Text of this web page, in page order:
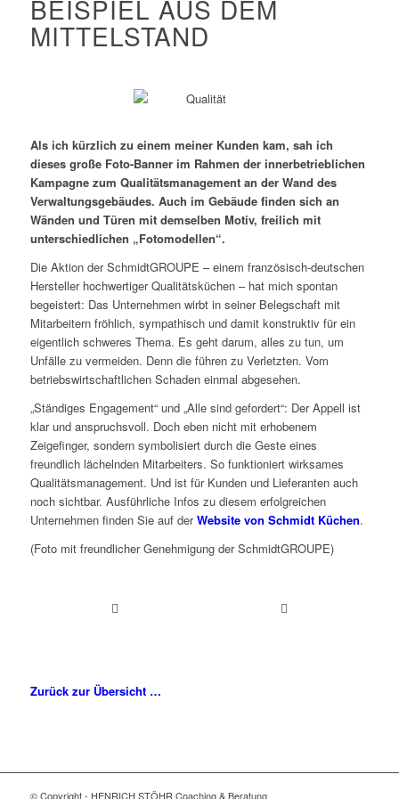
BEISPIEL AUS DEM
MITTELSTAND
Als ich kürzlich zu einem meiner Kunden kam, sah ich
dieses große Foto-Banner im Rahmen der innerbetrieblichen
Kampagne zum Qualitätsmanagement an der Wand des
Verwaltungsgebäudes. Auch im Gebäude finden sich an
Wänden und Türen mit demselben Motiv, freilich mit
unterschiedlichen „Fotomodellen“.
Die Aktion der SchmidtGROUPE – einem französisch-deutschen
Hersteller hochwertiger Qualitätsküchen – hat mich spontan
begeistert: Das Unternehmen wirbt in seiner Belegschaft mit
Mitarbeitern fröhlich, sympathisch und damit konstruktiv für ein
eigentlich schweres Thema. Es geht darum, alles zu tun, um
Unfälle zu vermeiden. Denn die führen zu Verletzten. Vom
betriebswirtschaftlichen Schaden einmal abgesehen.
„Ständiges Engagement“ und „Alle sind gefordert“: Der Appell ist
klar und anspruchsvoll. Doch eben nicht mit erhobenem
Zeigefinger, sondern symbolisiert durch die Geste eines
freundlich lächelnden Mitarbeiters. So funktioniert wirksames
Qualitätsmanagement. Und ist für Kunden und Lieferanten auch
noch sichtbar. Ausführliche Infos zu diesem erfolgreichen
Unternehmen finden Sie auf derWebsite von Schmidt Küchen.
(Foto mit freundlicher Genehmigung der SchmidtGROUPE)
Zurück zur Übersicht …
© Copyright - HENRICH STÖHR Coaching & Beratung